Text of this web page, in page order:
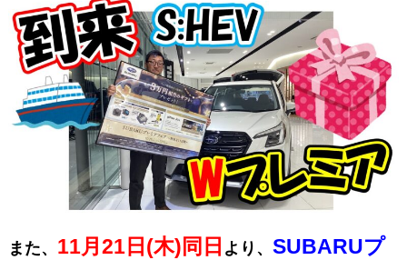
また、 11月21日(木)同日 より、 SUBARUプ